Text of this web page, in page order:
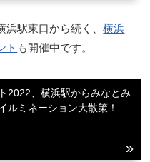
浜駅東口から続く、横浜
ト も開催中です。
2022、横浜駅からみなとみ
ルミネーション大散策！